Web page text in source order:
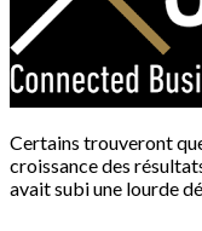
Certains trouveront
croissance des
avait subi une lourde